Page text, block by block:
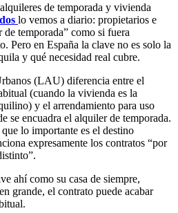
de temporada y vivienda
lo vemos a diario: propietarios e
temporada” como si fuera
Pero en España la clave no es solo la
y qué necesidad real cubre.
(LAU) diferencia entre el
(cuando la vivienda es la
y el arrendamiento para uso
se encuadra el alquiler de temporada.
lo importante es el destino
expresamente los contratos “por
ahí como su casa de siempre,
grande, el contrato puede acabar